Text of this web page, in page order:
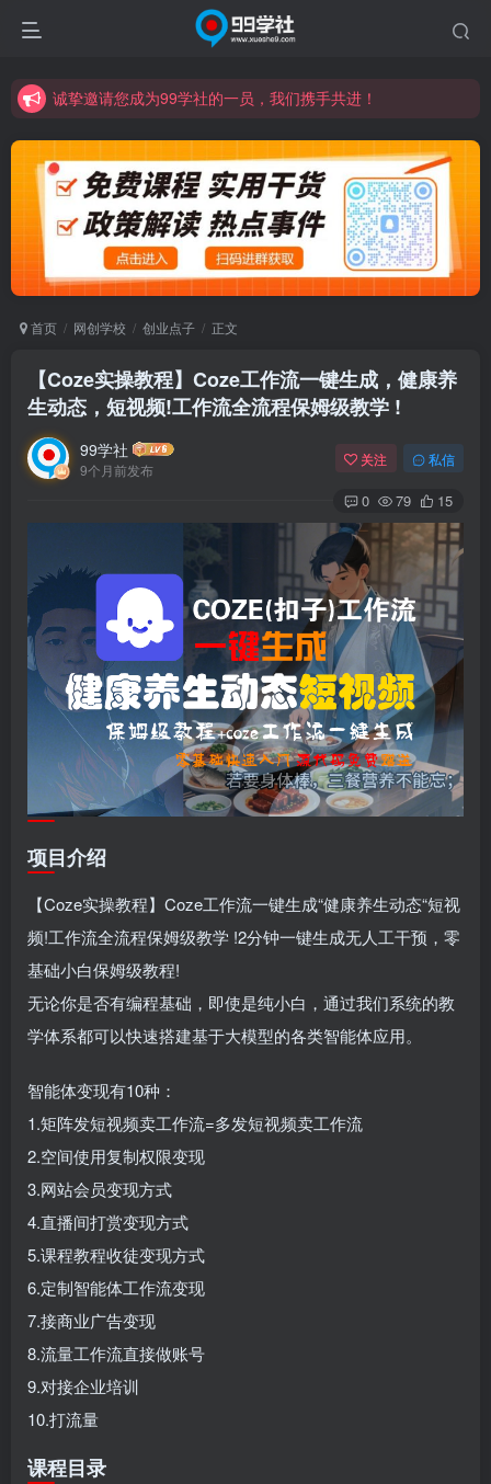
诚挚邀请您成为99学社的一员，我们携手共进！
诚挚邀请您成为99学社的一员，我们携手共进！
学习路上不孤独，99学社与你同行！分享全网优质VIP资源，炒股教程、创业教程、网络营销教程、自媒体短视频教程等，长期更新各大精品创业项目！
首页 网创学校 创业点子 正文
【Coze实操教程】Coze工作流一键生成，健康养
生动态，短视频!工作流全流程保姆级教学 !
99学社
9个月前发布
关注 私信
0 79 15
项目介绍
【Coze实操教程】Coze工作流一键生成“健康养生动态“短视
频!工作流全流程保姆级教学 !2分钟一键生成无人工干预，零
基础小白保姆级教程!
无论你是否有编程基础，即使是纯小白，通过我们系统的教
学体系都可以快速搭建基于大模型的各类智能体应用。
智能体变现有10种：
1.矩阵发短视频卖工作流=多发短视频卖工作流
2.空间使用复制权限变现
3.网站会员变现方式
4.直播间打赏变现方式
5.课程教程收徒变现方式
6.定制智能体工作流变现
7.接商业广告变现
8.流量工作流直接做账号
9.对接企业培训
10.打流量
课程目录